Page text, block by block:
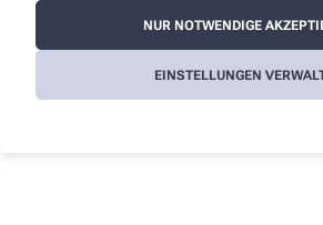
NUR NOTWENDIGE
EINSTELLUNGEN
Datenschutz
AGB